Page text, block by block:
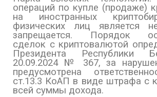
операций по купле (продаже)
на иностранных
физических лиц является
запрещается. Порядок
сделок с криптовалютой
Президента Республики
20.09.2024 № 367, за
предусмотрена
ст.13.3 КоАП в виде штрафа с
всей суммы дохода.